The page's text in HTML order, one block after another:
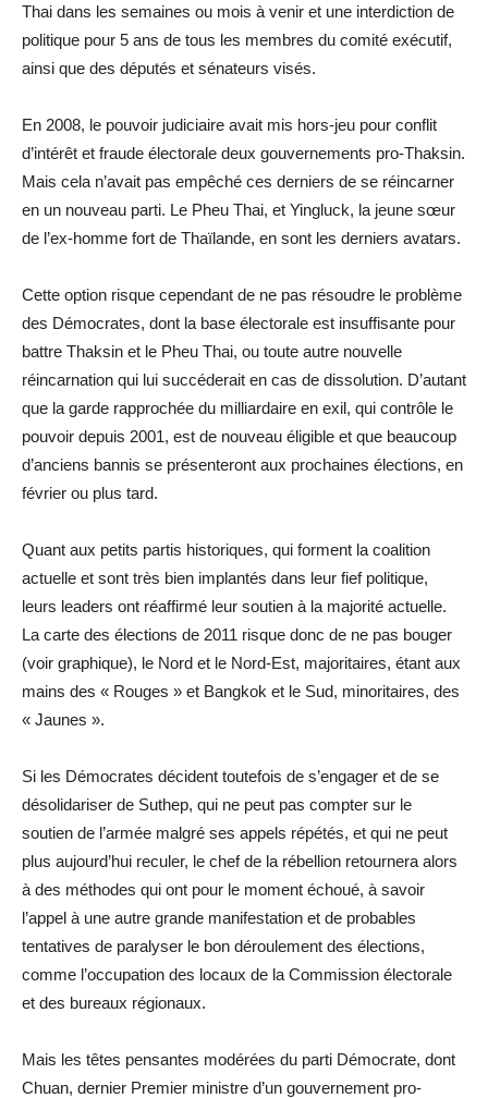
Thai dans les semaines ou mois à venir et une interdiction de
politique pour 5 ans de tous les membres du comité exécutif,
ainsi que des députés et sénateurs visés.
En 2008, le pouvoir judiciaire avait mis hors-jeu pour conflit
d’intérêt et fraude électorale deux gouvernements pro-Thaksin.
Mais cela n’avait pas empêché ces derniers de se réincarner
en un nouveau parti. Le Pheu Thai, et Yingluck, la jeune sœur
de l’ex-homme fort de Thaïlande, en sont les derniers avatars.
Cette option risque cependant de ne pas résoudre le problème
des Démocrates, dont la base électorale est insuffisante pour
battre Thaksin et le Pheu Thai, ou toute autre nouvelle
réincarnation qui lui succéderait en cas de dissolution. D’autant
que la garde rapprochée du milliardaire en exil, qui contrôle le
pouvoir depuis 2001, est de nouveau éligible et que beaucoup
d’anciens bannis se présenteront aux prochaines élections, en
février ou plus tard.
Quant aux petits partis historiques, qui forment la coalition
actuelle et sont très bien implantés dans leur fief politique,
leurs leaders ont réaffirmé leur soutien à la majorité actuelle.
La carte des élections de 2011 risque donc de ne pas bouger
(voir graphique), le Nord et le Nord-Est, majoritaires, étant aux
mains des « Rouges » et Bangkok et le Sud, minoritaires, des
« Jaunes ».
Si les Démocrates décident toutefois de s’engager et de se
désolidariser de Suthep, qui ne peut pas compter sur le
soutien de l’armée malgré ses appels répétés, et qui ne peut
plus aujourd’hui reculer, le chef de la rébellion retournera alors
à des méthodes qui ont pour le moment échoué, à savoir
l’appel à une autre grande manifestation et de probables
tentatives de paralyser le bon déroulement des élections,
comme l’occupation des locaux de la Commission électorale
et des bureaux régionaux.
Mais les têtes pensantes modérées du parti Démocrate, dont
Chuan, dernier Premier ministre d’un gouvernement pro-